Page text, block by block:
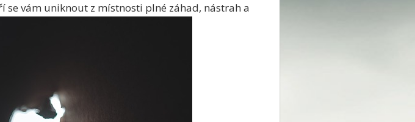
se vám uniknout z místnosti plné záhad, nástrah a